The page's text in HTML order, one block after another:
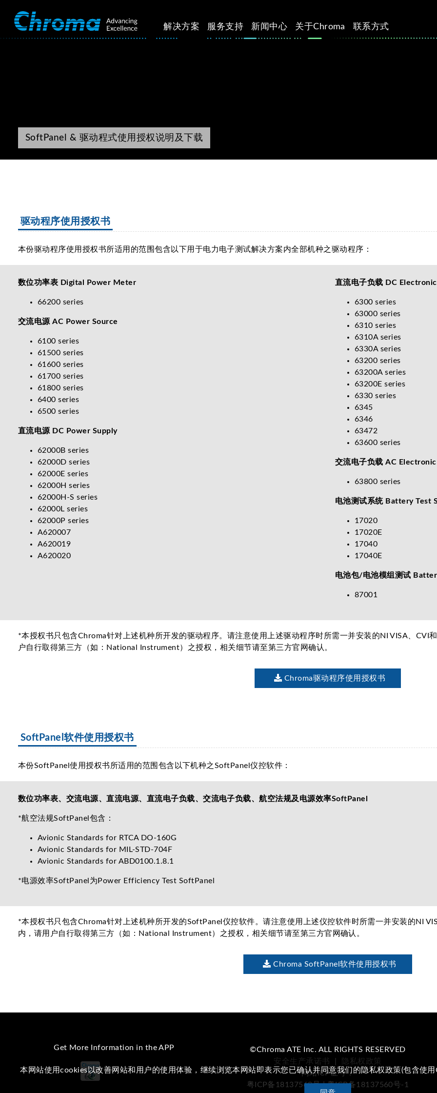
解决方案 服务支持 新闻中心 关于Chroma 联系方式
SoftPanel & 驱动程式使用授权说明及下载
驱动程序使用授权书
本份驱动程序使用授权书所适用的范围包含以下用于电力电子测试解决方案内全部机种之驱动程序：
数位功率表 Digital Power Meter
66200 series
交流电源 AC Power Source
6100 series
61500 series
61600 series
61700 series
61800 series
6400 series
6500 series
直流电源 DC Power Supply
62000B series
62000D series
62000E series
62000H series
62000H-S series
62000L series
62000P series
A620007
A620019
A620020
直流电子负载 DC
6300 series
63000 series
6310 series
6310A series
6330A series
63200 series
63200A series
63200E series
6330 series
6345
6346
63472
63600 series
交流电子负载 AC
63800 series
电池测试系统 Battery Test
17020
17020E
17040
17040E
电池包/电池模组测试
87001
*本授权书只包含Chroma针对上述机种所开发的驱动程序。请注意使用上述驱动程序时所需一并安装的NI VISA、CVI
户自行取得第三方（如：National Instrument）之授权，相关细节请至第三方官网确认。
Chroma驱动程序使用授权书
SoftPanel软件使用授权书
本份SoftPanel使用授权书所适用的范围包含以下机种之SoftPanel仪控软件：
数位功率表、交流电源、直流电源、直流电子负载、交流电子负载、航空法规及电源效率SoftPanel
*航空法规SoftPanel包含：
Avionic Standards for RTCA DO-160G
Avionic Standards for MIL-STD-704F
Avionic Standards for ABD0100.1.8.1
*电源效率SoftPanel为Power Efficiency Test SoftPanel
*本授权书只包含Chroma针对上述机种所开发的SoftPanel仪控软件。请注意使用上述仪控软件时所需一并安装的NI
内，请用户自行取得第三方（如：National Instrument）之授权，相关细节请至第三方官网确认。
Chroma SoftPanel软件使用授权书
Get More Information in the APP
iOS Android
©Chroma ATE Inc. ALL RIGHTS RESERVED
安全生产承诺书
隐私权政策
网站ICP证号：
粤ICP备18137560号 | 粤ICP备18137560号-1
本网站使用cookies以改善网站和用户的使用体验，继续浏览本网站即表示您已确认并同意我们的隐私权政策(包含使